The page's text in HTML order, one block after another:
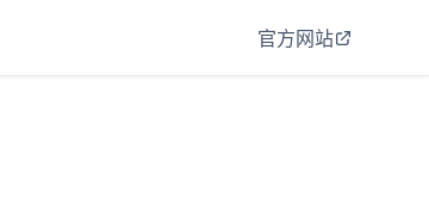
官方网站